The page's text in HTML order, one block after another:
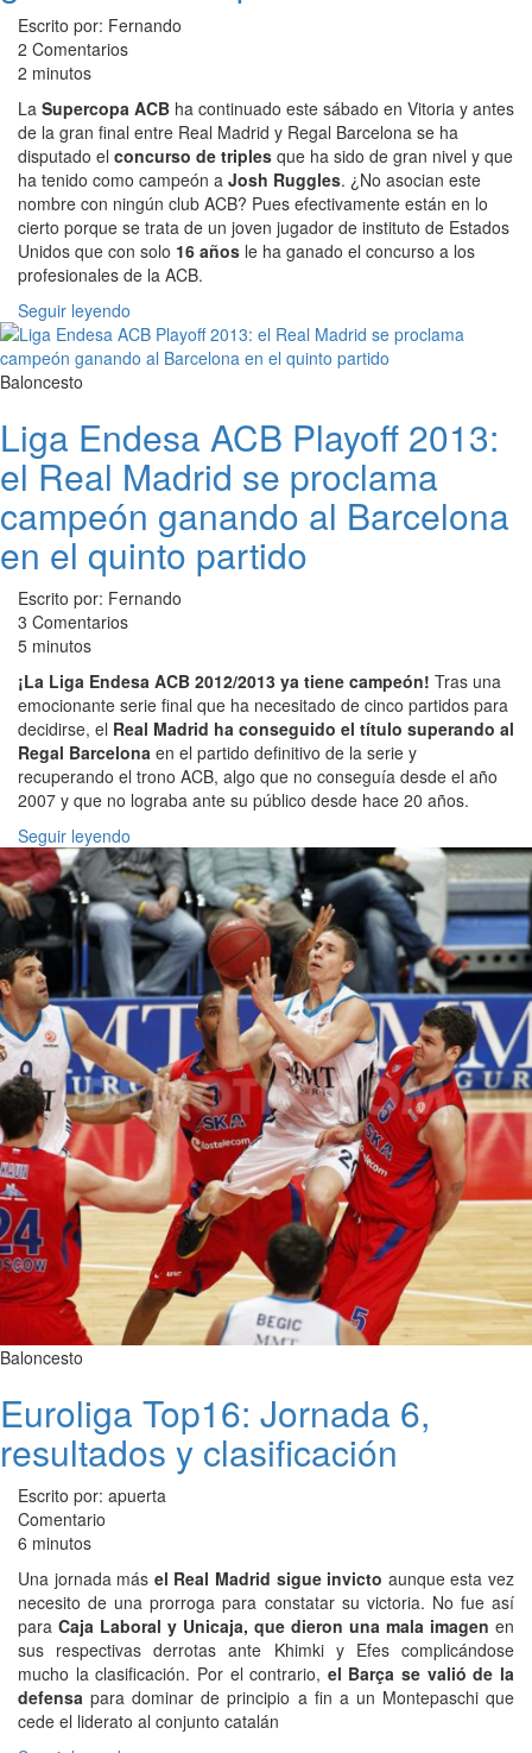
Escrito por: Fernando
2 Comentarios
2 minutos
La Supercopa ACB ha continuado este sábado en Vitoria y antes
de la gran final entre Real Madrid y Regal Barcelona se ha
disputado el concurso de triples que ha sido de gran nivel y que
ha tenido como campeón a Josh Ruggles. ¿No asocian este
nombre con ningún club ACB? Pues efectivamente están en lo
cierto porque se trata de un joven jugador de instituto de Estados
Unidos que con solo 16 años le ha ganado el concurso a los
profesionales de la ACB.
Seguir leyendo
Baloncesto
Liga Endesa ACB Playoff 2013:
el Real Madrid se proclama
campeón ganando al Barcelona
en el quinto partido
Escrito por: Fernando
3 Comentarios
5 minutos
¡La Liga Endesa ACB 2012/2013 ya tiene campeón! Tras una
emocionante serie final que ha necesitado de cinco partidos para
decidirse, el Real Madrid ha conseguido el título superando al
Regal Barcelona en el partido definitivo de la serie y
recuperando el trono ACB, algo que no conseguía desde el año
2007 y que no lograba ante su público desde hace 20 años.
Seguir leyendo
Baloncesto
Euroliga Top16: Jornada 6,
resultados y clasificación
Escrito por: apuerta
Comentario
6 minutos
Una jornada más el Real Madrid sigue invicto aunque esta vez
necesito de una prorroga para constatar su victoria. No fue así
para Caja Laboral y Unicaja, que dieron una mala imagen en
sus respectivas derrotas ante Khimki y Efes complicándose
mucho la clasificación. Por el contrario, el Barça se valió de la
defensa para dominar de principio a fin a un Montepaschi que
cede el liderato al conjunto catalán